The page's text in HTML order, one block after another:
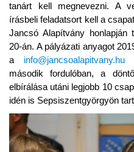
tanárt kell megnevezni. A
írásbeli feladatsort kell a
Jancsó Alapítvány
20-án. A pályázati anyagot
a info@jancsoalapitvany.hu
második fordulóban, a
elbírálása utáni legjobb 10
idén is Sepsiszentgyörgyön